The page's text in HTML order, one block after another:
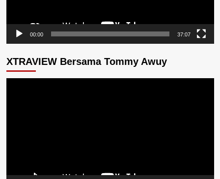
00:00 37:07
XTRAVIEW Bersama Tommy Awuy